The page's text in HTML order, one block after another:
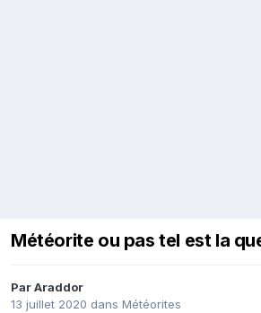
Météorite ou pas tel est la
ParAraddor
13 juillet 2020 dans Météorites